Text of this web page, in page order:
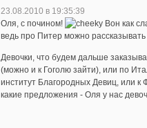
23.08.2010 в 19:35:39
Оля, с почином!
Вон как
ведь про Питер можно рассказывать
Девочки, что будем дальше
(можно и к Гоголю зайти), или по
институт Благородных Девиц, или к
какие предложения - Оля у нас